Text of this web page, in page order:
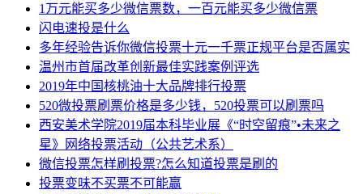
1万元能买多少微信票数，一百元能买多少微信票
闪电速投是什么
多年经验告诉你微信投票十元一千票正规平台是否属实
温州市首届改革创新最佳实践案例评选
2019年中国核桃油十大品牌排行投票
520微投票刷票价格是多少钱，520投票可以刷票吗
西安美术学院2019届本科毕业展《“时空留痕”•未来之
星》网络投票活动（公共艺术系）
微信投票怎样刷投票?怎么知道投票是刷的
投票变味不买票不可能赢